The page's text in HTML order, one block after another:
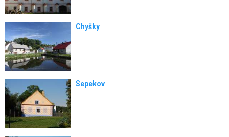
Chyšky
Sepekov